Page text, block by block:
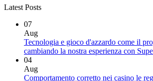
Latest Posts
07
Aug
Tecnologia e gioco d'azzardo come il
cambiando la nostra esperienza con
04
Aug
Comportamento corretto nei casino le